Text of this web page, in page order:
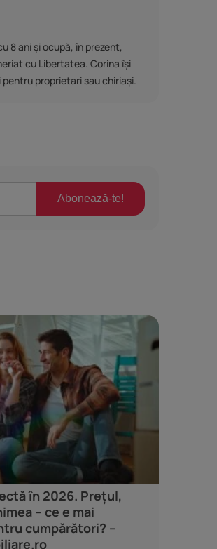
8 ani și ocupă, în prezent,
cu Libertatea. Corina își
proprietari sau chiriași.
Abonează-te!
în 2026. Prețul,
– ce e mai
cumpărători? –